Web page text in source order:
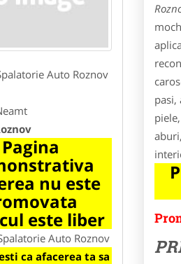
Auto Roznov
Pagina
nu este
este liber
Auto Roznov
ca afacerea ta sa
pasi,